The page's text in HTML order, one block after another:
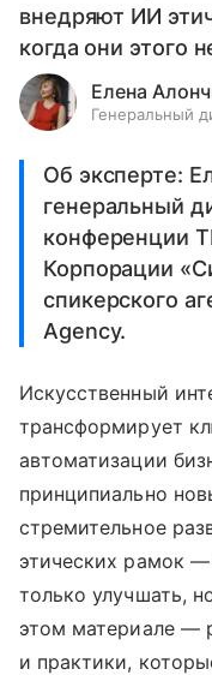
внедряют ИИ
когда они этого
Елена
Генеральный
Об эксперте:
генеральный
конференции
Корпорации
спикерского
Agency.
Искусственный
трансформирует
автоматизации
принципиально
стремительное
этических рамок —
только улучшать,
этом материале —
и практики,